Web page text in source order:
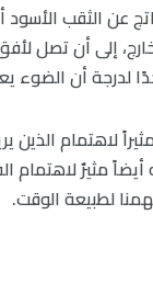
عن الثقب الأسود
إلى أن تصل
لدرجة أن الضوء
لاهتمام الذين
مثيرٌ لاهتمام
لطبيعة الوقت.